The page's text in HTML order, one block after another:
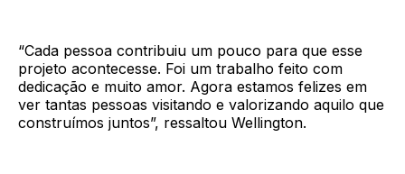
“Cada pessoa contribuiu um pouco para que esse
projeto acontecesse. Foi um trabalho feito com
dedicação e muito amor. Agora estamos felizes em
ver tantas pessoas visitando e valorizando aquilo que
construímos juntos”, ressaltou Wellington.